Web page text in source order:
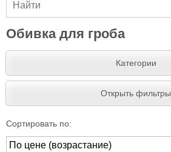
Обивка для гроба
Категории
Открыть фильтры
Сортировать по: